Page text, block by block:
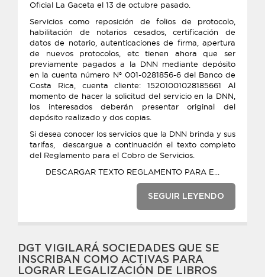
Oficial La Gaceta el 13 de octubre pasado.
Servicios como reposición de folios de protocolo,
habilitación de notarios cesados, certificación de
datos de notario, autenticaciones de firma, apertura
de nuevos protocolos, etc tienen ahora que ser
previamente pagados a la DNN mediante depósito
en la cuenta número Nº 001-0281856-6 del Banco de
Costa Rica, cuenta cliente: 15201001028185661 Al
momento de hacer la solicitud del servicio en la DNN,
los interesados deberán presentar original del
depósito realizado y dos copias.
Si desea conocer los servicios que la DNN brinda y sus
tarifas, descargue a continuación el texto completo
del Reglamento para el Cobro de Servicios.
DESCARGAR TEXTO REGLAMENTO PARA E...
SEGUIR LEYENDO
DGT VIGILARÁ SOCIEDADES QUE SE
INSCRIBAN COMO ACTIVAS PARA
LOGRAR LEGALIZACIÓN DE LIBROS